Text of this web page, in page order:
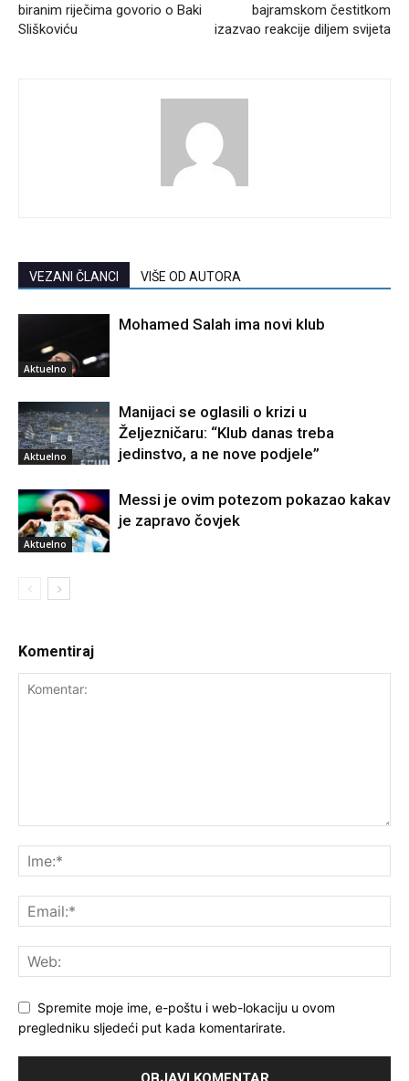
biranim riječima govorio o Baki
Sliškoviću
bajramskom čestitkom
izazvao reakcije diljem svijeta
VEZANI ČLANCI VIŠE OD AUTORA
Aktuelno
Mohamed Salah ima novi klub
Aktuelno
Manijaci se oglasili o krizi u
Željezničaru: “Klub danas treba
jedinstvo, a ne nove podjele”
Aktuelno
Messi je ovim potezom pokazao kakav
je zapravo čovjek
Komentiraj
Spremite moje ime, e-poštu i web-lokaciju u ovom
pregledniku sljedeći put kada komentarirate.